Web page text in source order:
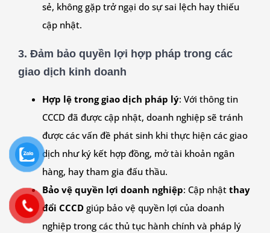
sẻ, không gặp trở ngại do sự sai lệch hay thiếu
cập nhật.
3. Đảm bảo quyền lợi hợp pháp trong các
giao dịch kinh doanh
Hợp lệ trong giao dịch pháp lý: Với thông tin
CCCD đã được cập nhật, doanh nghiệp sẽ tránh
được các vấn đề phát sinh khi thực hiện các giao
dịch như ký kết hợp đồng, mở tài khoản ngân
hàng, hay tham gia đấu thầu.
Bảo vệ quyền lợi doanh nghiệp: Cập nhật thay
đổi CCCD giúp bảo vệ quyền lợi của doanh
nghiệp trong các thủ tục hành chính và pháp lý